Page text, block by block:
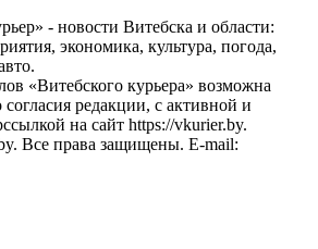
- новости Витебска и области:
экономика, культура, погода,
«Витебского курьера» возможна
редакции, с активной и
на сайт https://vkurier.by.
Все права защищены. E-mail: